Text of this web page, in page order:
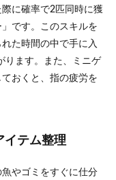
に確率で2匹同時に獲
です。このスキルを
た時間の中で手に入
ります。また、ミニゲ
おくと、指の疲労を
イテム整理
やゴミをすぐに仕分